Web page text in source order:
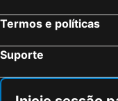
Termos e políticas
Suporte